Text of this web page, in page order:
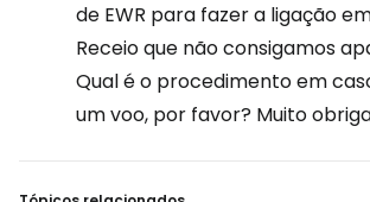
de EWR para fazer a ligação
Receio que não consigamos
Qual é o procedimento em
um voo, por favor? Muito